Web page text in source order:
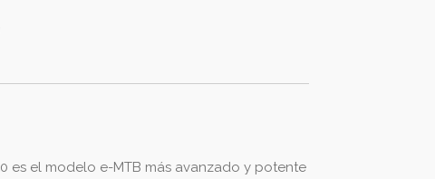
es el modelo e-MTB más avanzado y potente